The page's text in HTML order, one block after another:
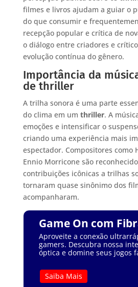
filmes e livros ajudam a guiar o
do que consumir e
recepção popular e crítica de
o diálogo entre criadores e
evolução contínua do gênero.
Importância da
de thriller
A trilha sonora é uma parte
do clima em um thriller. A
emoções e intensificar o
criando uma experiência mais
espectador. Compositores como
Ennio Morricone são
contribuições icônicas a trilhas
tornaram quase sinônimo dos
acompanharam.
Game On com
Aproveite a conexão
gamers. Descubra nossa
óptica e domine seus jogos
Saiba Mais